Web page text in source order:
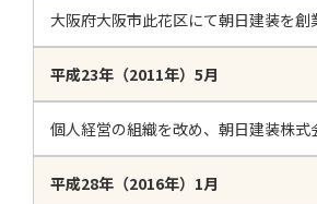
大阪府大阪市此花区にて朝日建装を創
平成23年（2011年）5月
個人経営の組織を改め、朝日建装株式
平成28年（2016年）1月